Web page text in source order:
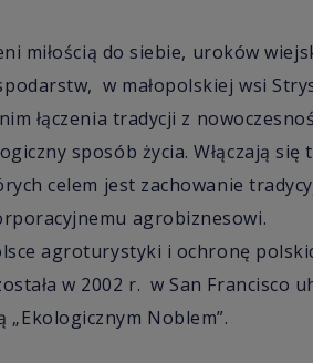
miłością do siebie, uroków
w małopolskiej wsi
łączenia tradycji z
sposób życia. Włączają się
celem jest zachowanie
agrobiznesowi.
agroturystyki i ochronę
w 2002 r. w San Francisco
Noblem”.